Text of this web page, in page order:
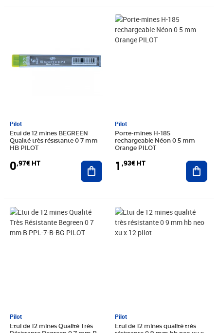
Pilot
Etui de 12 mines BEGREEN
Qualité très résistante 0 7 mm
HB PILOT
0,97€ HT Ajouter au panier
Pilot
Porte-mines H-185
rechargeable Néon 0 5 mm
Orange PILOT
1 ,93€ HT
Prix 1,93€ HT
Pilot
Etui de 12 mines Qualité Très
Prix 0,92€ HT
Pilot
Etui de 12 mines qualité très
Prix 14,18€ HT